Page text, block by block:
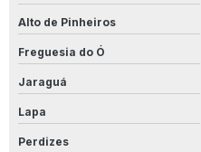
Perfecto Para Porcelanato
Perfecto Removex
Perfecto Removex Porcelanato
Preço Limpa Alumínio 1 Litro
Alto de Pinheiros
Freguesia do Ó
Jaraguá
Lapa
Perdizes